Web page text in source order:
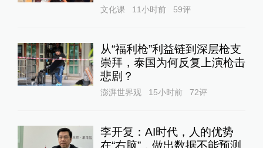
文化课 11小时前 59评
从“福利枪”利益链到深层枪支
崇拜，泰国为何反复上演枪击
悲剧？
澎湃世界观 15小时前 72评
李开复：AI时代，人的优势
在“右脑”，做出数据不能预测